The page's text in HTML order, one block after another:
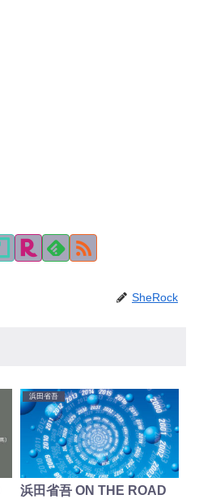
SheRock
浜田省吾
浜田省吾 ON THE ROAD